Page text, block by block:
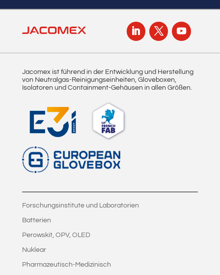
Jacomex ist führend in der Entwicklung und Herstellung
von Neutralgas-Reinigungseinheiten, Gloveboxen,
Isolatoren und Containment-Gehäusen in allen Größen.
Forschungsinstitute und Laboratorien
Batterien
Perowskit, OPV, OLED
Nuklear
Pharmazeutisch-Medizinisch